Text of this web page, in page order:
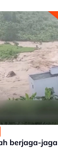
berjaga-